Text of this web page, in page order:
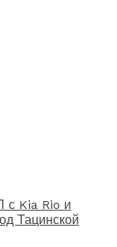
с Kia Rio и
Тацинской